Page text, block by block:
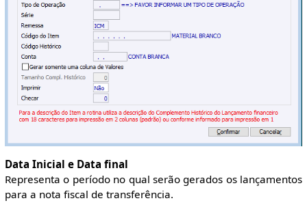
Data Inicial e Data final
Representa o período no qual serão gerados os lançamentos
para a nota fiscal de transferência.